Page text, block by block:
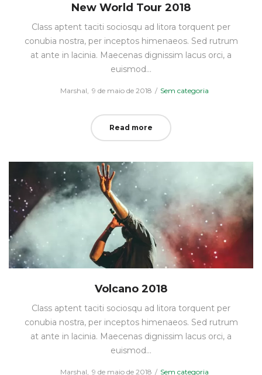
New World Tour 2018
Class aptent taciti sociosqu ad litora torquent per
conubia nostra, per inceptos himenaeos. Sed rutrum
at ante in lacinia. Maecenas dignissim lacus orci, a
euismod…
Marshal Posted
9 de maio de 2018
Posted
Sem categoria
Read more
Volcano 2018
Class aptent taciti sociosqu ad litora torquent per
conubia nostra, per inceptos himenaeos. Sed rutrum
at ante in lacinia. Maecenas dignissim lacus orci, a
euismod…
Marshal Posted
9 de maio de 2018
Posted
Sem categoria